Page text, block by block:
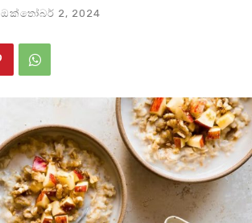
ඔක්තෝබර් 2, 2024